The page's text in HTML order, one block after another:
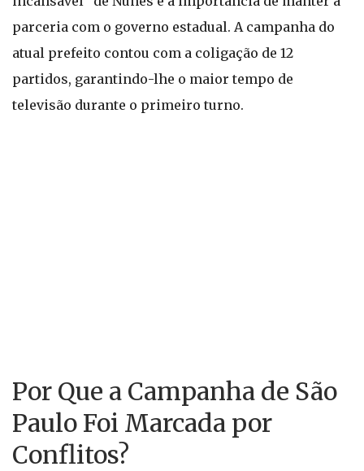
parceria com o governo estadual. A campanha do
atual prefeito contou com a coligação de 12
partidos, garantindo-lhe o maior tempo de
televisão durante o primeiro turno.
Por Que a Campanha de São
Paulo Foi Marcada por
Conflitos?